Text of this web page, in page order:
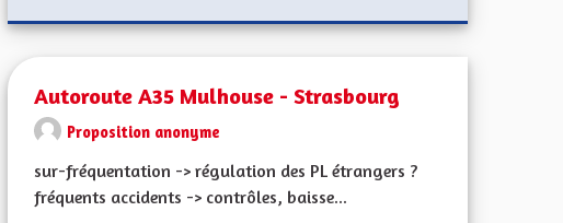
Autoroute A35 Mulhouse - Strasbourg
Proposition anonyme
sur-fréquentation -> régulation des PL étrangers ?
fréquents accidents -> contrôles, baisse...